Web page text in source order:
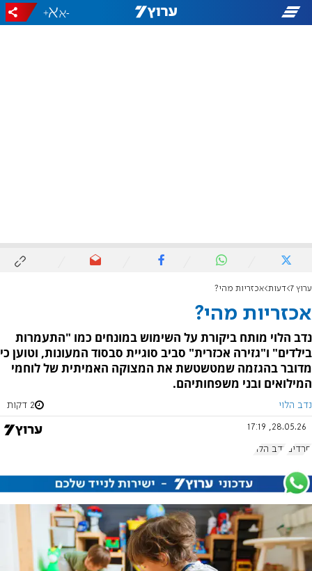
-
+
ערוץ 7 דעות אכזריות מהי?
אכזריות מהי?
נדב הלוי מותח ביקורת על השימוש במונחים כמו "התעמרות
בילדים" ו"גזירה אכזרית" סביב סוגיית סבסוד המעונות, וטוען כי
מדובר בהגזמה שמטשטשת את המצוקה האמיתית של לוחמי
המילואים ובני משפחותיהם.
נדב הלוי 2 דקות
28.05.26, 17:19
חרדים נדב הלוי